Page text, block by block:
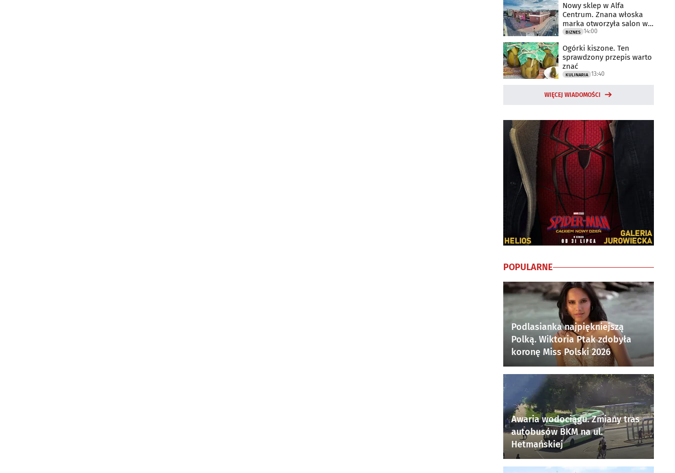
Nowy sklep w Alfa
Centrum. Znana włoska
marka otworzyła salon w
Białymstoku
BIZNES 14:00
Ogórki kiszone. Ten
sprawdzony przepis warto
znać
KULINARIA 13:40
WIĘCEJ WIADOMOŚCI
POPULARNE
Podlasianka najpiękniejszą
Polką. Wiktoria Ptak zdobyła
koronę Miss Polski 2026
Awaria wodociągu. Zmiany tras
autobusów BKM na ul.
Hetmańskiej